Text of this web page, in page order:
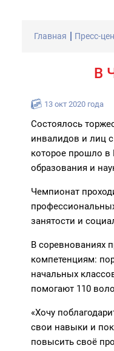
Главная Пресс-
В
13 окт 2020 года
Состоялось
инвалидов и лиц
которое прошло в
образования и
Чемпионат
занятости и
В соревнованиях
компетенциям:
начальных
помогают 110
«Хочу
свои навыки и
повысить своё